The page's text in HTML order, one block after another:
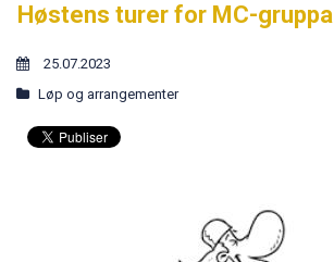
Høstens turer for MC-gruppa
25.07.2023
Løp og arrangementer